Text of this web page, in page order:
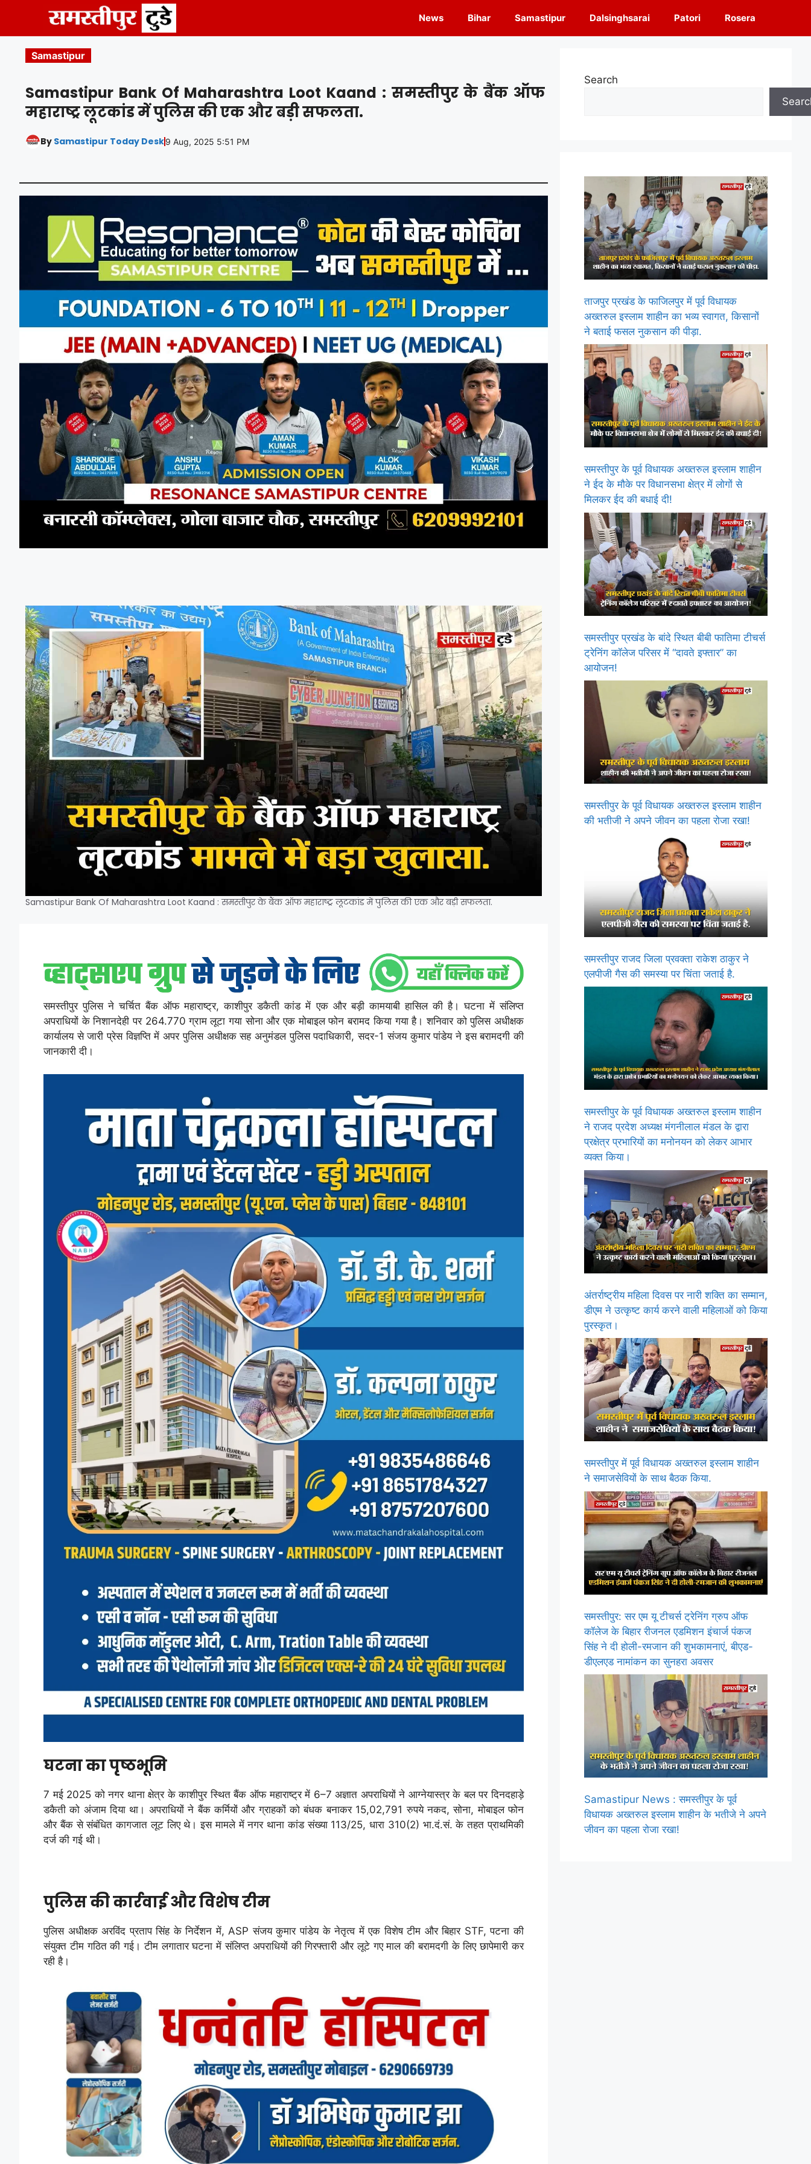
content
News Bihar Samastipur Dalsinghsarai Patori Rosera
Samastipur
Samastipur Bank Of Maharashtra Loot Kaand : समस्तीपुर के बैंक ऑफ
महाराष्ट्र लूटकांड में पुलिस की एक और बड़ी सफलता.
By Samastipur Today Desk9 Aug, 2025 5:51 PM
Samastipur Bank Of Maharashtra Loot Kaand : समस्तीपुर के बैंक ऑफ महाराष्ट्र लूटकांड में पुलिस की एक और बड़ी सफलता.
समस्तीपुर पुलिस ने चर्चित बैंक ऑफ महाराष्ट्र, काशीपुर डकैती कांड में एक और बड़ी कामयाबी हासिल की है। घटना में संलिप्त
अपराधियों के निशानदेही पर 264.770 ग्राम लूटा गया सोना और एक मोबाइल फोन बरामद किया गया है। शनिवार को पुलिस अधीक्षक
कार्यालय से जारी प्रेस विज्ञप्ति में अपर पुलिस अधीक्षक सह अनुमंडल पुलिस पदाधिकारी, सदर-1 संजय कुमार पांडेय ने इस बरामदगी की
जानकारी दी।
घटना का पृष्ठभूमि
7 मई 2025 को नगर थाना क्षेत्र के काशीपुर स्थित बैंक ऑफ महाराष्ट्र में 6–7 अज्ञात अपराधियों ने आग्नेयास्त्र के बल पर दिनदहाड़े
डकैती को अंजाम दिया था। अपराधियों ने बैंक कर्मियों और ग्राहकों को बंधक बनाकर 15,02,791 रुपये नकद, सोना, मोबाइल फोन
और बैंक से संबंधित कागजात लूट लिए थे। इस मामले में नगर थाना कांड संख्या 113/25, धारा 310(2) भा.दं.सं. के तहत प्राथमिकी
दर्ज की गई थी।
पुलिस की कार्रवाई और विशेष टीम
पुलिस अधीक्षक अरविंद प्रताप सिंह के निर्देशन में, ASP संजय कुमार पांडेय के नेतृत्व में एक विशेष टीम और बिहार STF, पटना की
संयुक्त टीम गठित की गई। टीम लगातार घटना में संलिप्त अपराधियों की गिरफ्तारी और लूटे गए माल की बरामदगी के लिए छापेमारी कर
रही है।
Search
ताजपुर प्रखंड के फाजिलपुर में पूर्व विधायक
अख्तरुल इस्लाम शाहीन का भव्य स्वागत, किसानों
ने बताई फसल नुकसान की पीड़ा.
समस्तीपुर के पूर्व विधायक अख्तरुल इस्लाम शाहीन
ने ईद के मौके पर विधानसभा क्षेत्र में लोगों से
मिलकर ईद की बधाई दी!
समस्तीपुर प्रखंड के बांदे स्थित बीबी फातिमा टीचर्स
ट्रेनिंग कॉलेज परिसर में “दावते इफ्तार” का
आयोजन!
समस्तीपुर के पूर्व विधायक अख्तरुल इस्लाम शाहीन
की भतीजी ने अपने जीवन का पहला रोजा रखा!
समस्तीपुर राजद जिला प्रवक्ता राकेश ठाकुर ने
एलपीजी गैस की समस्या पर चिंता जताई है.
समस्तीपुर के पूर्व विधायक अख्तरुल इस्लाम शाहीन
ने राजद प्रदेश अध्यक्ष मंगनीलाल मंडल के द्वारा
प्रक्षेत्र प्रभारियों का मनोनयन को लेकर आभार
व्यक्त किया।
अंतर्राष्ट्रीय महिला दिवस पर नारी शक्ति का सम्मान,
डीएम ने उत्कृष्ट कार्य करने वाली महिलाओं को किया
पुरस्कृत।
समस्तीपुर में पूर्व विधायक अख्तरुल इस्लाम शाहीन
ने समाजसेवियों के साथ बैठक किया.
समस्तीपुर: सर एम यू टीचर्स ट्रेनिंग ग्रुप ऑफ
कॉलेज के बिहार रीजनल एडमिशन इंचार्ज पंकज
सिंह ने दी होली-रमजान की शुभकामनाएं, बीएड-
डीएलएड नामांकन का सुनहरा अवसर
Samastipur News : समस्तीपुर के पूर्व
विधायक अख्तरुल इस्लाम शाहीन के भतीजे ने अपने
जीवन का पहला रोजा रखा!